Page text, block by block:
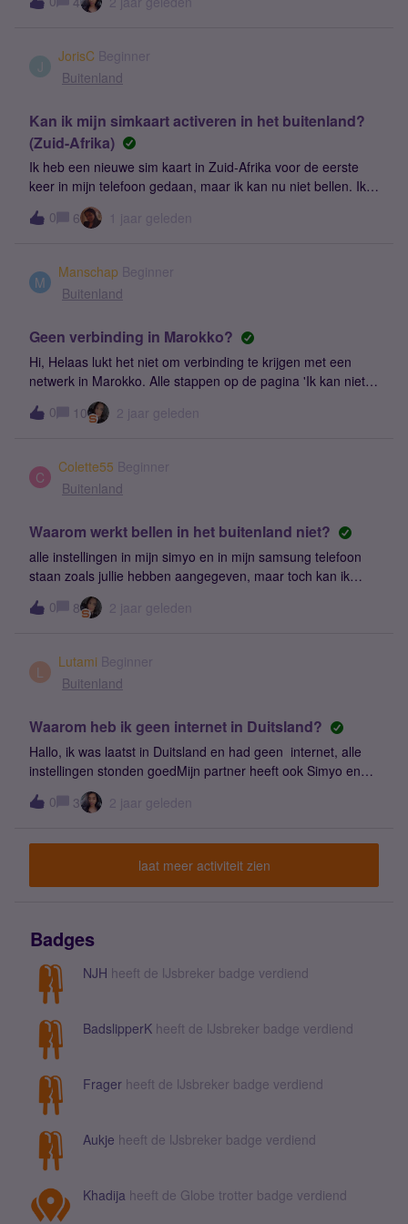
met NL-adressen (postcodes). Zou ik via een PB'tje mijn
J
JorisC Beginner
Buitenland
Kan ik mijn simkaart activeren in het buitenland?
(Zuid-Afrika)
Ik heb een nieuwe sim kaart in Zuid-Afrika voor de eerste
keer in mijn telefoon gedaan, maar ik kan nu niet bellen. Ik
heb buitenland aanstaan en mijn telefoon een paar keer aan
en uitgezet. Wat moet ik doen om toch bereikbaar te
0 6 1 jaar geleden
M
Manschap Beginner
Buitenland
Geen verbinding in Marokko?
Hi, Helaas lukt het niet om verbinding te krijgen met een
netwerk in Marokko. Alle stappen op de pagina 'Ik kan niet
bellen in het buitenland. Wat nu?’ heb ik geprobeerd, ook
handmatige connecten (zie de bijgevoegde
zijn? Groeten,Erwin
0 10 2 jaar geleden
C
Colette55 Beginner
Buitenland
Waarom werkt bellen in het buitenland niet?
alle instellingen in mijn simyo en in mijn samsung telefoon
staan zoals jullie hebben aangegeven, maar toch kan ik
vanuit belgië en vanuit duitsland niet bellen.kun je mijn
simkaart a.j.b. resetten ?alvast bedankt
0 8 2 jaar geleden
L
Lutami Beginner
Buitenland
Waarom heb ik geen internet in Duitsland?
Hallo, ik was laatst in Duitsland en had geen internet, alle
instellingen stonden goedMijn partner heeft ook Simyo en
die had wel internet.Kan er een reset bij mij worden gedaan
aub, in de hoop dat ik dan wel internet zal hebben in het
dank
0 3 2 jaar geleden
laat meer activiteit zien
Badges
NJH heeft de IJsbreker badge verdiend
BadslipperK heeft de IJsbreker badge verdiend
Frager heeft de IJsbreker badge verdiend
Aukje heeft de IJsbreker badge verdiend
Khadija heeft de Globe trotter badge verdiend